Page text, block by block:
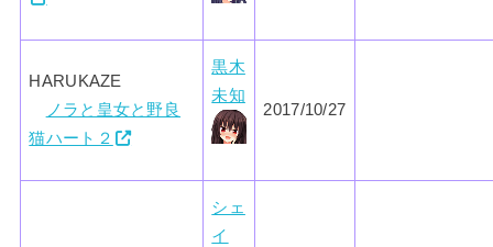
HARUKAZE
ノラと皇女と野良
猫ハート２
黒木
未知
2017/10/27
シェ
イ